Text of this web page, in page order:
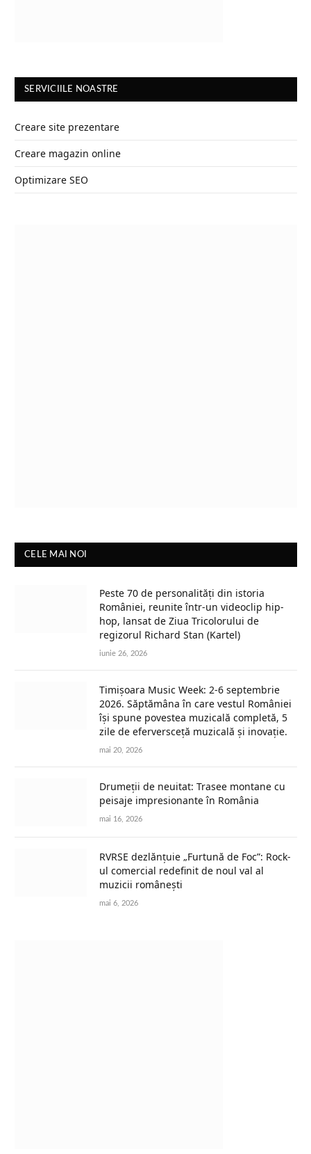
SERVICIILE NOASTRE
Creare site prezentare
Creare magazin online
Optimizare SEO
CELE MAI NOI
Peste 70 de personalități din istoria
României, reunite într-un videoclip hip-
hop, lansat de Ziua Tricolorului de
regizorul Richard Stan (Kartel)
iunie 26, 2026
Timișoara Music Week: 2-6 septembrie
2026. Săptămâna în care vestul României
își spune povestea muzicală completă, 5
zile de eferversceță muzicală și inovație.
mai 20, 2026
Drumeții de neuitat: Trasee montane cu
peisaje impresionante în România
mai 16, 2026
RVRSE dezlănțuie „Furtună de Foc”: Rock-
ul comercial redefinit de noul val al
muzicii românești
mai 6, 2026